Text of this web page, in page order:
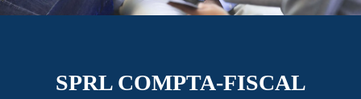
SPRL COMPTA-FISCAL